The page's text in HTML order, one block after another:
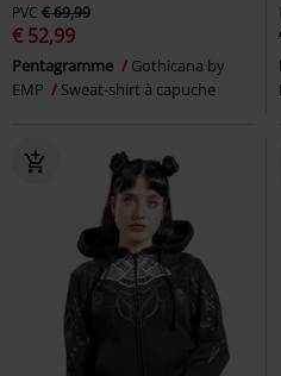
PVC € 69,99
€ 52,99
Pentagramme
Gothicana by
EMP
Sweat-shirt à capuche